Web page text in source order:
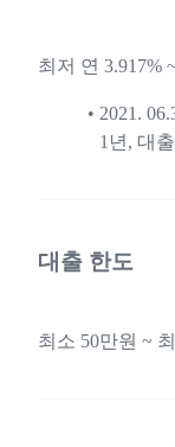
최저 연 3.917%
2021.
1년, 대
대출 한도
최소 50만원 ~